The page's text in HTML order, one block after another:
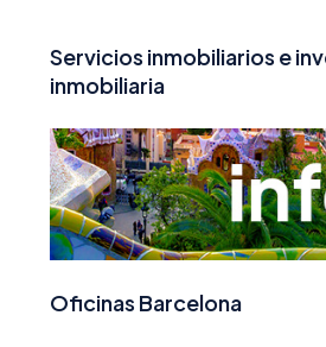
Servicios inmobiliarios e
inmobiliaria
Oficinas Barcelona